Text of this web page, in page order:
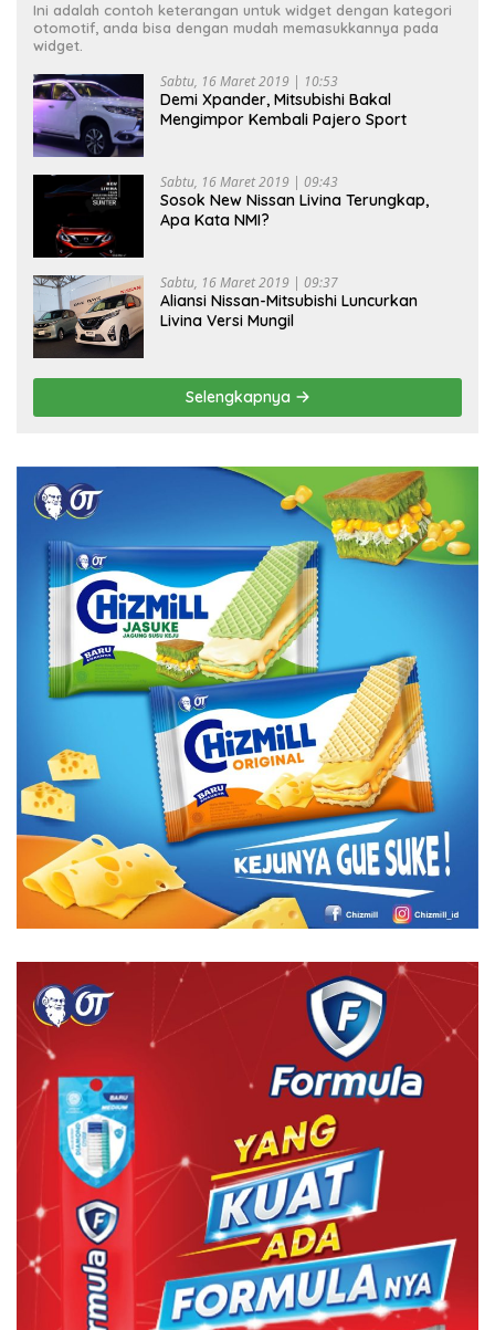
Ini adalah contoh keterangan untuk widget dengan kategori
otomotif, anda bisa dengan mudah memasukkannya pada
widget.
Sabtu, 16 Maret 2019 | 10:53
Demi Xpander, Mitsubishi Bakal
Mengimpor Kembali Pajero Sport
Sabtu, 16 Maret 2019 | 09:43
Sosok New Nissan Livina Terungkap,
Apa Kata NMI?
Sabtu, 16 Maret 2019 | 09:37
Aliansi Nissan-Mitsubishi Luncurkan
Livina Versi Mungil
Selengkapnya